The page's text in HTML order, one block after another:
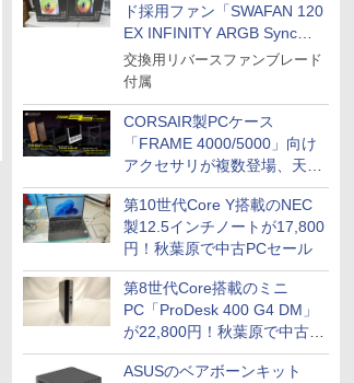
ド採用ファン「SWAFAN 120
EX INFINITY ARGB Sync」
に単品パッケージ
交換用リバースファンブレード
付属
CORSAIR製PCケース
「FRAME 4000/5000」向け
アクセサリが複数登場、天然
木製パネルや背面コネクタ対
応トレイなど
第10世代Core Y搭載のNEC
製12.5インチノートが17,800
円！秋葉原で中古PCセール
第8世代Core搭載のミニ
PC「ProDesk 400 G4 DM」
が22,800円！秋葉原で中古
PCセール
ASUSのベアボーンキット